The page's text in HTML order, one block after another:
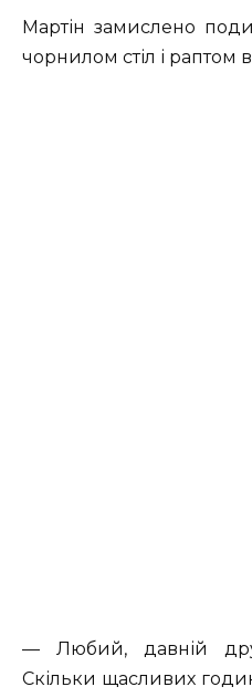
Мартін замислено
чорнилом стіл і раптом
— Любий, давній
Скільки щасливих